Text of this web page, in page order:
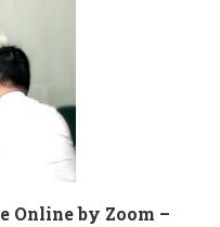
Online by Zoom –